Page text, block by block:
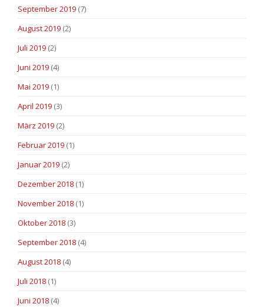
September 2019 (7)
August 2019 (2)
Juli 2019 (2)
Juni 2019 (4)
Mai 2019 (1)
April 2019 (3)
März 2019 (2)
Februar 2019 (1)
Januar 2019 (2)
Dezember 2018 (1)
November 2018 (1)
Oktober 2018 (3)
September 2018 (4)
August 2018 (4)
Juli 2018 (1)
Juni 2018 (4)